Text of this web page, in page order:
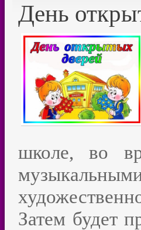
День
школе, во
Затем будет